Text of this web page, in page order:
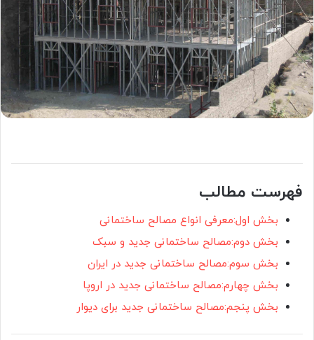
فهرست مطالب
بخش اول:معرفی انواع مصالح ساختمانی
بخش دوم:مصالح ساختمانی جدید و سبک
بخش سوم:مصالح ساختمانی جدید در ایران
بخش چهارم:مصالح ساختمانی جدید در اروپا
بخش پنجم:مصالح ساختمانی جدید برای دیوار